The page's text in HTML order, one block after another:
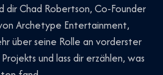
dir Chad Robertson, Co-Founder
Archetype Entertainment,
über seine Rolle an vorderster
und lass dir erzählen, was